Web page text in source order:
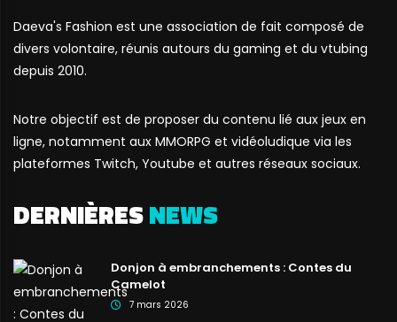
Daeva's Fashion est une association de fait composé de
divers volontaire, réunis autours du gaming et du vtubing
depuis 2010.
Notre objectif est de proposer du contenu lié aux jeux en
ligne, notamment aux MMORPG et vidéoludique via les
plateformes Twitch, Youtube et autres réseaux sociaux.
DERNIÈRESNEWS
Donjon à embranchements : Contes du
Camelot
7 mars 2026